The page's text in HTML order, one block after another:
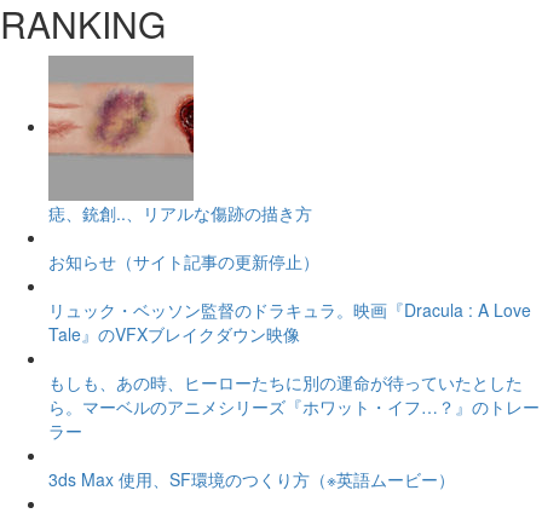
RANKING
痣、銃創..、リアルな傷跡の描き方
お知らせ（サイト記事の更新停止）
リュック・ベッソン監督のドラキュラ。映画『Dracula : A Love
Tale』のVFXブレイクダウン映像
もしも、あの時、ヒーローたちに別の運命が待っていたとした
ら。マーベルのアニメシリーズ『ホワット・イフ…？』のトレー
ラー
3ds Max 使用、SF環境のつくり方（※英語ムービー）